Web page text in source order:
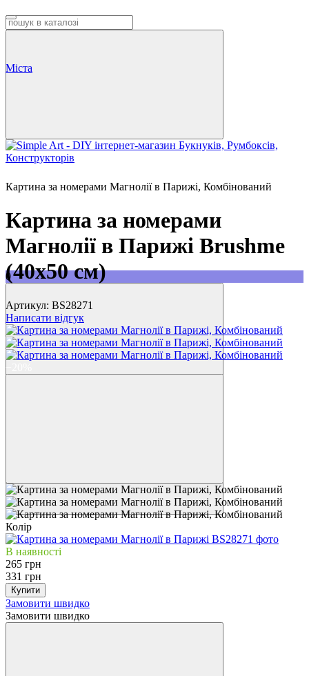
0
Міста
Картина за номерами Магнолії в Парижі, Комбінований
Картина за номерами
Магнолії в Парижі Brushme
(40x50 см)
Артикул: BS28271
Написати відгук
Колір
В наявності
265 грн
331 грн
Купити
Замовити швидко
Замовити швидко